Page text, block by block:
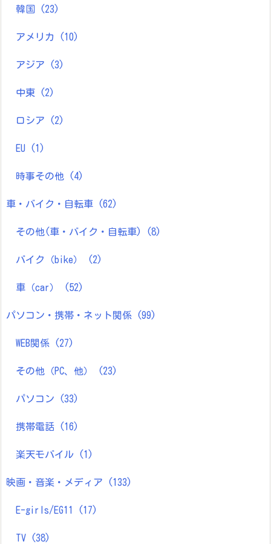
韓国 (23)
アメリカ (10)
アジア (3)
中東 (2)
ロシア (2)
EU (1)
時事その他 (4)
車・バイク・自転車 (62)
その他(車・バイク・自転車) (8)
バイク（bike） (2)
車（car） (52)
パソコン・携帯・ネット関係 (99)
WEB関係 (27)
その他（PC、他） (23)
パソコン (33)
携帯電話 (16)
楽天モバイル (1)
映画・音楽・メディア (133)
E-girls/EG11 (17)
TV (38)